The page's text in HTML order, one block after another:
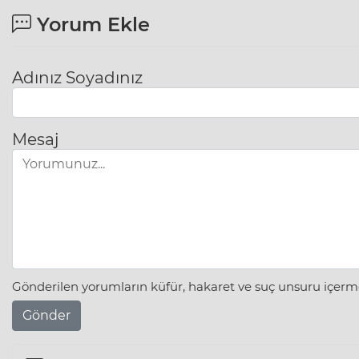
Yorum Ekle
Adınız Soyadınız
Mesaj
Gönderilen yorumların küfür, hakaret ve suç unsuru
Gönder